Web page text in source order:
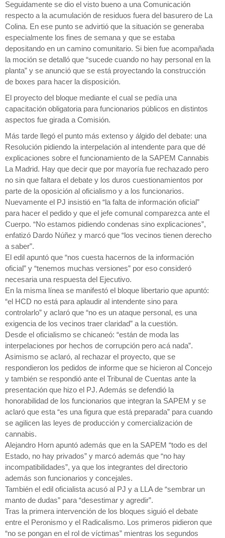
Seguidamente se dio el visto bueno a una Comunicación
respecto a la acumulación de residuos fuera del basurero de La
Colina. En ese punto se advirtió que la situación se generaba
especialmente los fines de semana y que se estaba
depositando en un camino comunitario. Si bien fue acompañada
la moción se detalló que “sucede cuando no hay personal en la
planta” y se anunció que se está proyectando la construcción
de boxes para hacer la disposición.
El proyecto del bloque mediante el cual se pedía una
capacitación obligatoria para funcionarios públicos en distintos
aspectos fue girada a Comisión.
Más tarde llegó el punto más extenso y álgido del debate: una
Resolución pidiendo la interpelación al intendente para que dé
explicaciones sobre el funcionamiento de la SAPEM Cannabis
La Madrid. Hay que decir que por mayoría fue rechazado pero
no sin que faltara el debate y los duros cuestionamientos por
parte de la oposición al oficialismo y a los funcionarios.
Nuevamente el PJ insistió en “la falta de información oficial”
para hacer el pedido y que el jefe comunal comparezca ante el
Cuerpo. “No estamos pidiendo condenas sino explicaciones”,
enfatizó Dardo Núñez y marcó que “los vecinos tienen derecho
a saber”.
El edil apuntó que “nos cuesta hacernos de la información
oficial” y “tenemos muchas versiones” por eso consideró
necesaria una respuesta del Ejecutivo.
En la misma línea se manifestó el bloque libertario que apuntó:
“el HCD no está para aplaudir al intendente sino para
controlarlo” y aclaró que “no es un ataque personal, es una
exigencia de los vecinos traer claridad” a la cuestión.
Desde el oficialismo se chicaneó: “están de moda las
interpelaciones por hechos de corrupción pero acá nada”.
Asimismo se aclaró, al rechazar el proyecto, que se
respondieron los pedidos de informe que se hicieron al Concejo
y también se respondió ante el Tribunal de Cuentas ante la
presentación que hizo el PJ. Además se defendió la
honorabilidad de los funcionarios que integran la SAPEM y se
aclaró que esta “es una figura que está preparada” para cuando
se agilicen las leyes de producción y comercialización de
cannabis.
Alejandro Horn apuntó además que en la SAPEM “todo es del
Estado, no hay privados” y marcó además que “no hay
incompatibilidades”, ya que los integrantes del directorio
además son funcionarios y concejales.
También el edil oficialista acusó al PJ y a LLA de “sembrar un
manto de dudas” para “desestimar y agredir”.
Tras la primera intervención de los bloques siguió el debate
entre el Peronismo y el Radicalismo. Los primeros pidieron que
“no se pongan en el rol de víctimas” mientras los segundos